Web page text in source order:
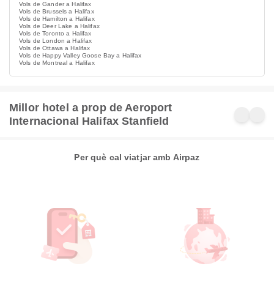
Vols de Gander a Halifax
Vols de Brussels a Halifax
Vols de Hamilton a Halifax
Vols de Deer Lake a Halifax
Vols de Toronto a Halifax
Vols de London a Halifax
Vols de Ottawa a Halifax
Vols de Happy Valley Goose Bay a Halifax
Vols de Montreal a Halifax
Millor hotel a prop de Aeroport
Internacional Halifax Stanfield
Per què cal viatjar amb Airpaz